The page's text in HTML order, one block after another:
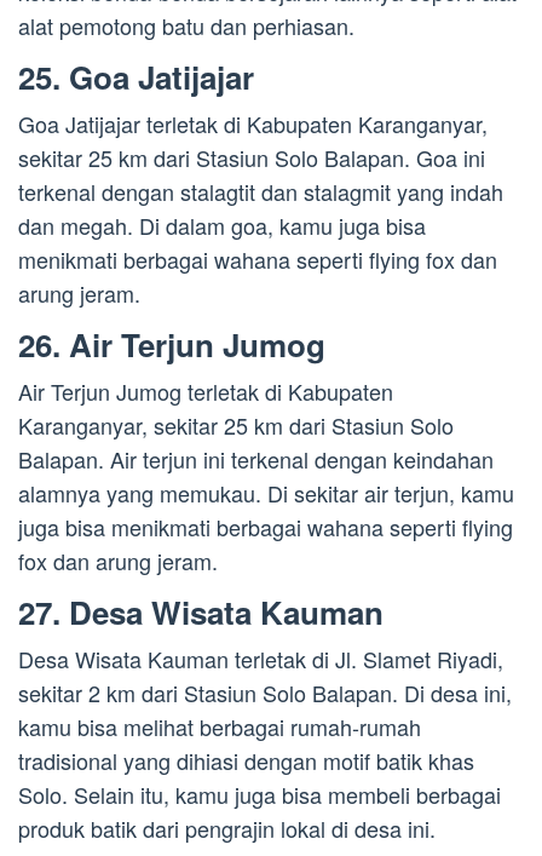
alat pemotong batu dan perhiasan.
25. Goa Jatijajar
Goa Jatijajar terletak di Kabupaten Karanganyar,
sekitar 25 km dari Stasiun Solo Balapan. Goa ini
terkenal dengan stalagtit dan stalagmit yang indah
dan megah. Di dalam goa, kamu juga bisa
menikmati berbagai wahana seperti flying fox dan
arung jeram.
26. Air Terjun Jumog
Air Terjun Jumog terletak di Kabupaten
Karanganyar, sekitar 25 km dari Stasiun Solo
Balapan. Air terjun ini terkenal dengan keindahan
alamnya yang memukau. Di sekitar air terjun, kamu
juga bisa menikmati berbagai wahana seperti flying
fox dan arung jeram.
27. Desa Wisata Kauman
Desa Wisata Kauman terletak di Jl. Slamet Riyadi,
sekitar 2 km dari Stasiun Solo Balapan. Di desa ini,
kamu bisa melihat berbagai rumah-rumah
tradisional yang dihiasi dengan motif batik khas
Solo. Selain itu, kamu juga bisa membeli berbagai
produk batik dari pengrajin lokal di desa ini.